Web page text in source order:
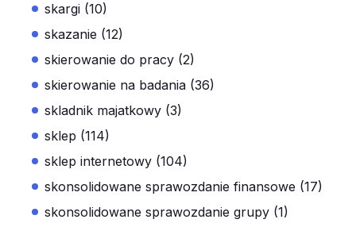
skargi (10)
skazanie (12)
skierowanie do pracy (2)
skierowanie na badania (36)
skladnik majatkowy (3)
sklep (114)
sklep internetowy (104)
skonsolidowane sprawozdanie finansowe (17)
skonsolidowane sprawozdanie grupy (1)